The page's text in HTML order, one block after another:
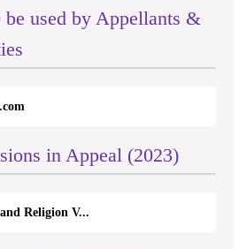
used by Appellants &
in Appeal (2023)
Religion V...